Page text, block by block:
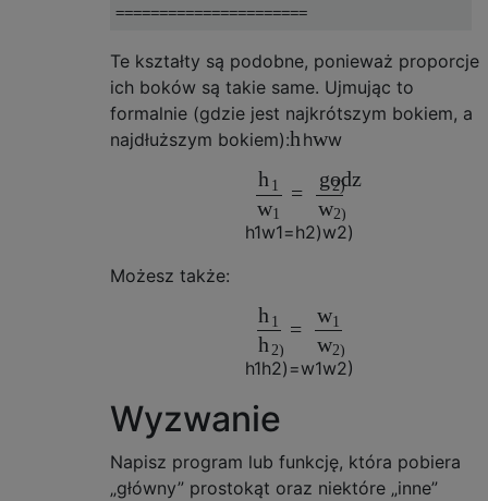
Te kształty są podobne, ponieważ proporcje
ich boków są takie same. Ujmując to
formalnie (gdzie jest najkrótszym bokiem, a
najdłuższym bokiem):h hww
h 1
w1
=
godz
2)
w2)
h1w1=h2)w2)
Możesz także:
h 1
h 2)
=
w1
w2)
h1h2) =w1w2)
Wyzwanie
Napisz program lub funkcję, która pobiera
„główny” prostokąt oraz niektóre „inne”